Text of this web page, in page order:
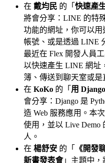
在 戴均民 的「 快速產
將會分享：LINE 的特
功能的網址，你可以
帳號、或是透過 LINE
最近在 Flex 開發人員
以快速產生 LINE 網址
簿、傳送到聊天室或是
在 KoKo 的「 用
會分享：Django 是
造 Web 服務應用。本
使用，並以 Live
人。
在 楊舒安 的「
《開發
新書發表會」主題中，